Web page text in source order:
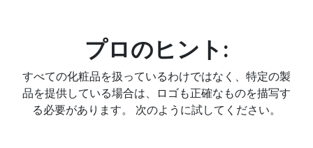
プロのヒント:
すべての化粧品を扱っているわけではなく、特定の製
品を提供している場合は、ロゴも正確なものを描写す
る必要があります。 次のように試してください。